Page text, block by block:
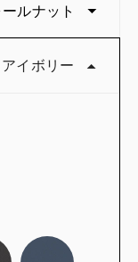
ルナット
アイボリー